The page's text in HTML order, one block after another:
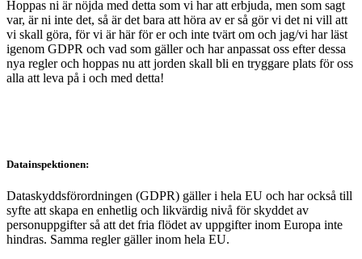
Hoppas ni är nöjda med detta som vi har att erbjuda, men som sagt
var, är ni inte det, så är det bara att höra av er så gör vi det ni vill att
vi skall göra, för vi är här för er och inte tvärt om och jag/vi har läst
igenom GDPR och vad som gäller och har anpassat oss efter dessa
nya regler och hoppas nu att jorden skall bli en tryggare plats för oss
alla att leva på i och med detta!
Datainspektionen:
Dataskyddsförordningen (GDPR) gäller i hela EU och har också till
syfte att skapa en enhetlig och likvärdig nivå för skyddet av
personuppgifter så att det fria flödet av uppgifter inom Europa inte
hindras. Samma regler gäller inom hela EU.